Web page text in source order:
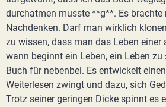
durchatmen musste **g**. Es brachte
Nachdenken. Darf man wirklich
zu wissen, dass man das Leben einer
wann beginnt ein Leben, ein Leben
Buch für nebenbei. Es entwickelt
Weiterlesen zwingt und dazu, sich
Trotz seiner geringen Dicke spinnt es